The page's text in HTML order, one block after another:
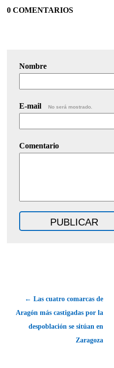
0 COMENTARIOS
Nombre
E-mail No será mostrado.
Comentario
← Las cuatro comarcas de
Aragón más castigadas por la
despoblación se sitúan en
Zaragoza